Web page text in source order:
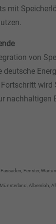
mit
von
deutsche
wird
nachhaltigen
Fenster,
Albersloh,